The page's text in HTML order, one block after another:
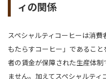
ィの関係
スペシャルティコーヒーは消
もたらすコーヒー」であるこ
者の賃金が保障された生産体
ません。加えてスペシャルテ